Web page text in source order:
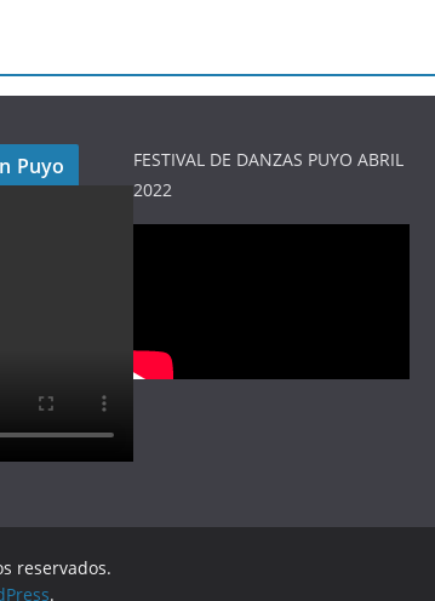
Puyo
FESTIVAL DE DANZAS PUYO ABRIL
2022
reservados.
.